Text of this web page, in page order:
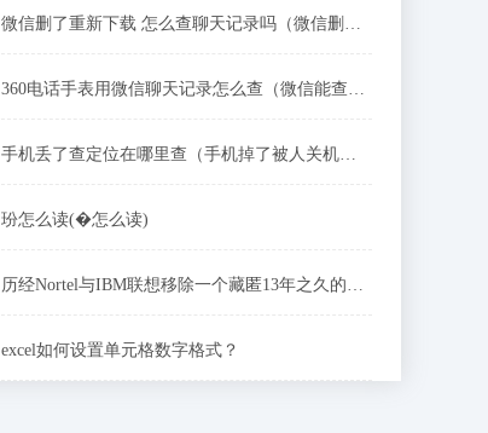
微信删了重新下载 怎么查聊天记录吗（微信删除的记录去哪里找回来）
360电话手表用微信聊天记录怎么查（微信能查找聊天记录吗）
手机丢了查定位在哪里查（手机掉了被人关机了怎么找回）
玢怎么读(�怎么读)
历经Nortel与IBM联想移除一个藏匿13年之久的网路交换器后门
excel如何设置单元格数字格式？